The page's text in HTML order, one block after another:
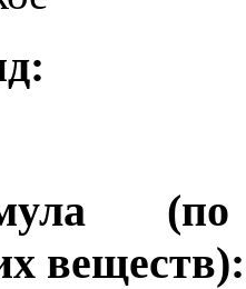
веществ):